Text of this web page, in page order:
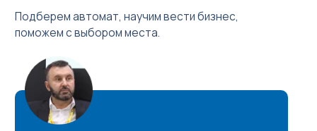
Подберем автомат, научим вести бизнес,
поможем с выбором места.